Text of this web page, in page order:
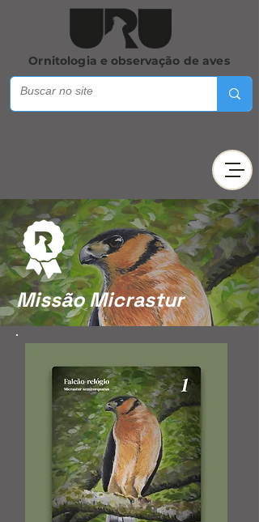
Ornitologia e observação de aves
Missão Micrastur